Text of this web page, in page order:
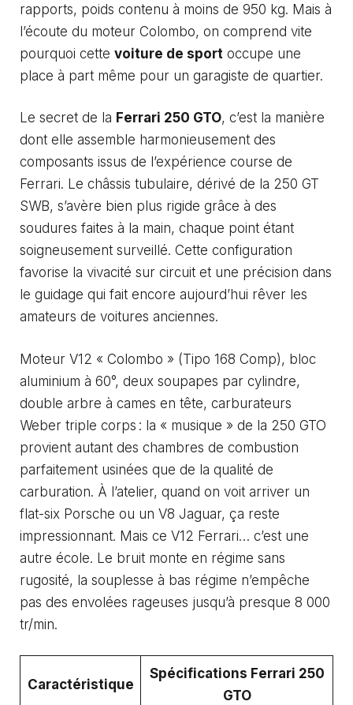
rapports, poids contenu à moins de 950 kg. Mais à
l’écoute du moteur Colombo, on comprend vite
pourquoi cette voiture de sport occupe une
place à part même pour un garagiste de quartier.
Le secret de la Ferrari 250 GTO, c’est la manière
dont elle assemble harmonieusement des
composants issus de l’expérience course de
Ferrari. Le châssis tubulaire, dérivé de la 250 GT
SWB, s’avère bien plus rigide grâce à des
soudures faites à la main, chaque point étant
soigneusement surveillé. Cette configuration
favorise la vivacité sur circuit et une précision dans
le guidage qui fait encore aujourd’hui rêver les
amateurs de voitures anciennes.
Moteur V12 « Colombo » (Tipo 168 Comp), bloc
aluminium à 60°, deux soupapes par cylindre,
double arbre à cames en tête, carburateurs
Weber triple corps : la « musique » de la 250 GTO
provient autant des chambres de combustion
parfaitement usinées que de la qualité de
carburation. À l’atelier, quand on voit arriver un
flat-six Porsche ou un V8 Jaguar, ça reste
impressionnant. Mais ce V12 Ferrari… c’est une
autre école. Le bruit monte en régime sans
rugosité, la souplesse à bas régime n’empêche
pas des envolées rageuses jusqu’à presque 8 000
tr/min.
Caractéristique
Spécifications Ferrari 250
GTO